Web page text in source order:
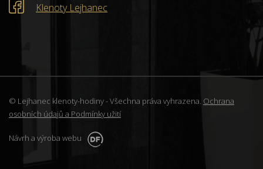
Klenoty Lejhanec
© Lejhanec klenoty-hodiny - Všechna práva vyhrazena. Ochrana
osobních údajů a Podmínky užití
Návrh a výroba webu